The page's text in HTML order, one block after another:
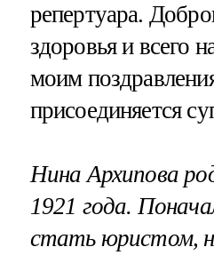
репертуара.
здоровья и всего
моим
присоединяется
Нина Архипова
1921 года.
стать юристом,